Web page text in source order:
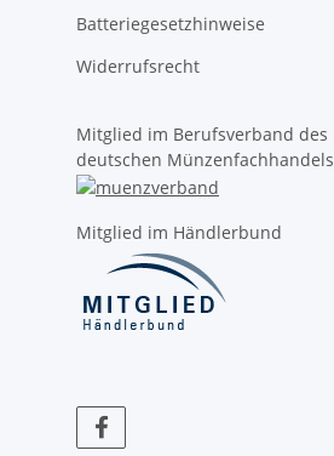
Batteriegesetzhinweise
Widerrufsrecht
Mitglied im Berufsverband des
deutschen Münzenfachhandels
Mitglied im Händlerbund